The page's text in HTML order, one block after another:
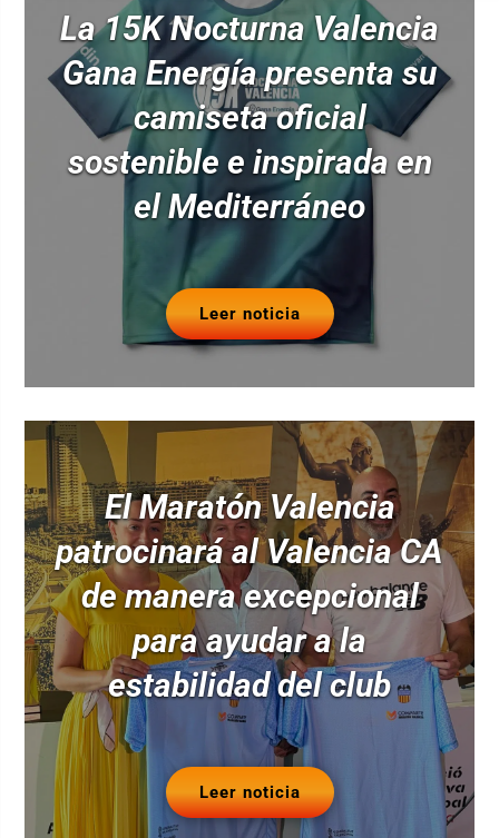
La 15K Nocturna Valencia
Gana Energía presenta su
camiseta oficial
sostenible e inspirada en
el Mediterráneo
Leer noticia
El Maratón Valencia
patrocinará al Valencia CA
de manera excepcional
para ayudar a la
estabilidad del club
Leer noticia